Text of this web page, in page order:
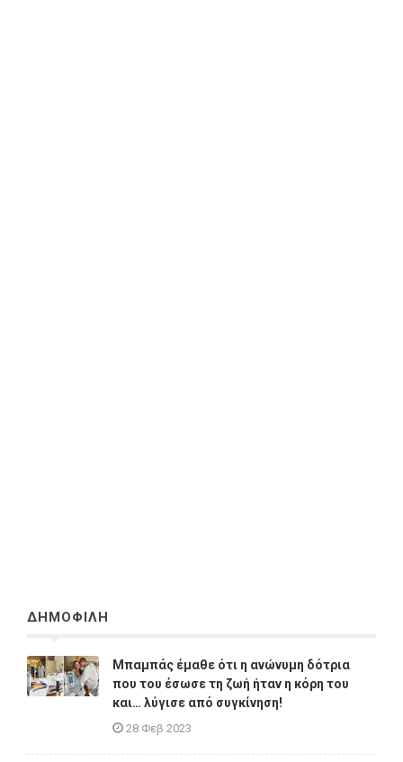
ΔΗΜΟΦΙΛΗ
Μπαμπάς έμαθε ότι η ανώνυμη δότρια
που του έσωσε τη ζωή ήταν η κόρη του
και… λύγισε από συγκίνηση!
28 Φεβ 2023